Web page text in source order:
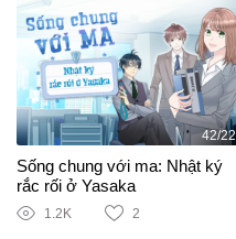
42/22
Sống chung với ma: Nhật ký
rắc rối ở Yasaka
1.2K 2